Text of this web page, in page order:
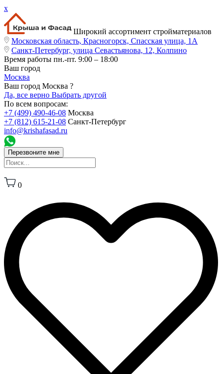
x
Широкий ассортимент стройматериалов
Московская область, Красногорск, Спасская улица, 1А
Санкт-Петербург, улица Севастьянова, 12, Колпино
Время работы пн.-пт. 9:00 – 18:00
Ваш город
Москва
Ваш город Москва ?
Да, все верно Выбрать другой
По всем вопросам:
+7 (499) 490-46-08 Москва
+7 (812) 615-21-08 Санкт-Петербург
info@krishafasad.ru
Перезвоните мне
0